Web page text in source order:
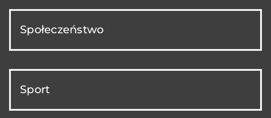
Społeczeństwo
Sport